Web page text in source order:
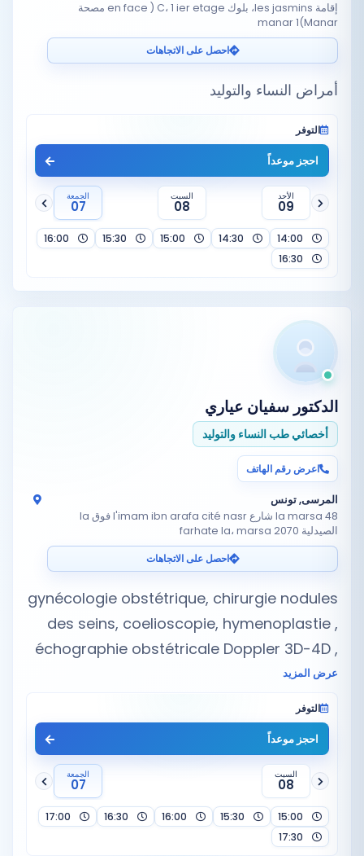
إقامة les jasmins، بلوك C، 1 ier etage ( en face مصحة
Manar)manar 1
احصل على الاتجاهات
أمراض النساء والتوليد
التوفر
احجز موعداً
الأحد
09
السبت
08
الجمعة
07
الدكتور سفيان عياري
أخصائي طب النساء والتوليد
اعرض رقم الهاتف
المرسى, تونس
la marsa 48 شارع l'imam ibn arafa cité nasr فوق la
الصيدلية farhate la، marsa 2070
احصل على الاتجاهات
gynécologie obstétrique, chirurgie nodules
des seins, coelioscopie, hymenoplastie ,
échographie obstétricale Doppler 3D-4D ,
عرض المزيد
التوفر
احجز موعداً
السبت
08
الجمعة
07